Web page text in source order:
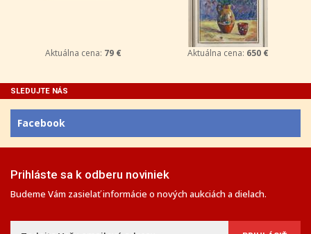
Aktuálna cena: 79 € Aktuálna cena: 650 €
SLEDUJTE NÁS
Facebook
Prihláste sa k odberu noviniek
Budeme Vám zasielať informácie o nových aukciách a dielach.